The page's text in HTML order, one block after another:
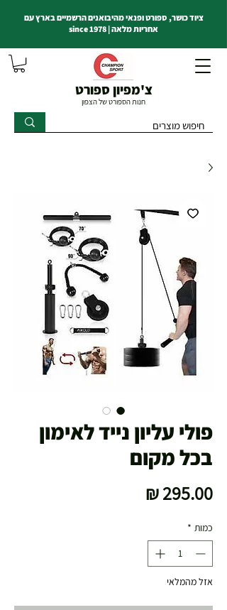
צ'מפיון ספורט
חנות הספורט של הצפון
ציוד כושר, ספורט ופנאי מהיבואנים הרשמיים בארץ עם
אחריות מלאה | since 1978
פולי עליון נייד לאימון
בכל מקום
כמות *
אזל מהמלאי